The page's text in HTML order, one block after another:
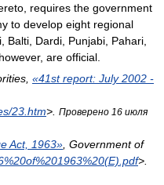
requires the government
to develop eight regional
Balti, Dardi, Punjabi, Pahari,
are official.
«41st report: July 2002 -
23.htm>
Проверено 16 июля
Act, 1963» , Government of
>